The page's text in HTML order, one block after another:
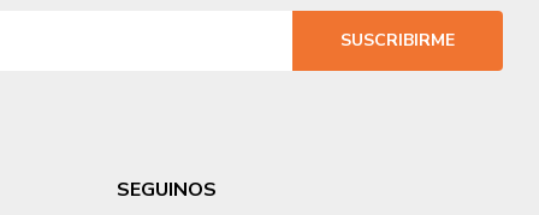
SUSCRIBIRME
SEGUINOS